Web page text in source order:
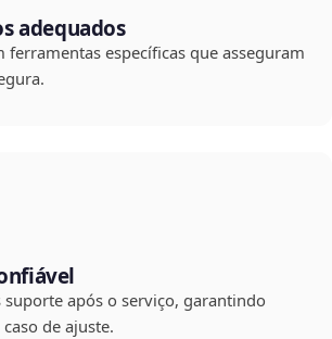
adequados
ferramentas específicas que asseguram
após o serviço, garantindo
de ajuste.